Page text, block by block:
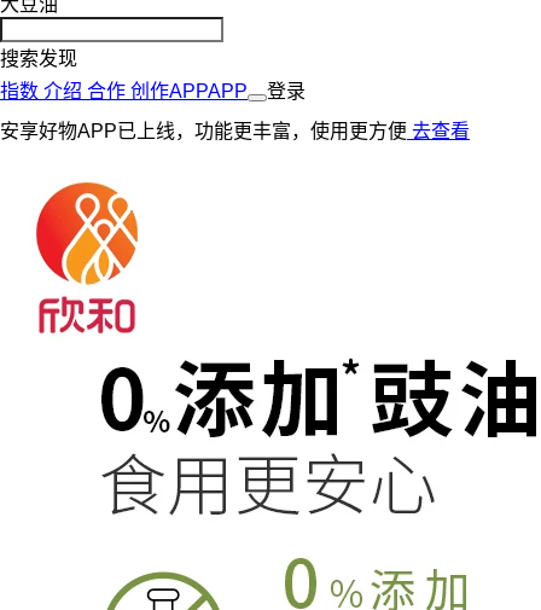
大豆油
搜索发现
指数 介绍 合作 创作APPAPP
登录
安享好物APP已上线，功能更丰富，使用更方便 去查看